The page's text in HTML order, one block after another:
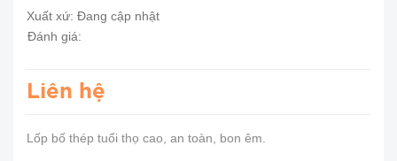
Xuất xứ: Đang cập nhật
Đánh giá:
Liên hệ
Lốp bố thép tuổi thọ cao, an toàn, bon êm.